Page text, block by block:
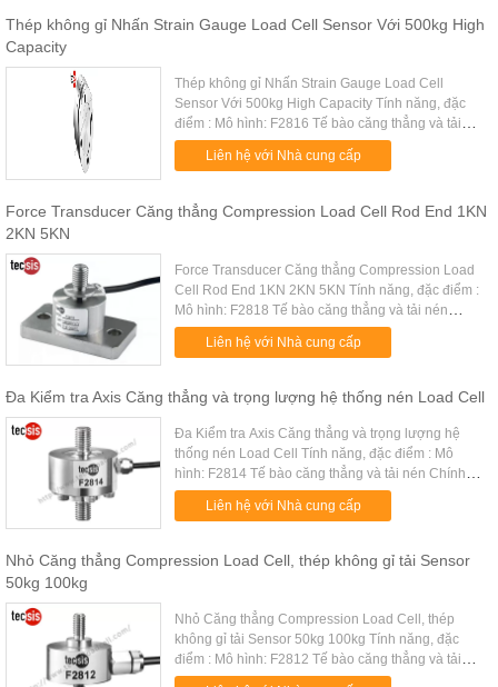
Thép không gỉ Nhấn Strain Gauge Load Cell Sensor Với 500kg High
Capacity
Thép không gỉ Nhấn Strain Gauge Load Cell
Sensor Với 500kg High Capacity Tính năng, đặc
điểm : Mô hình: F2816 Tế bào căng thẳng và tải
nén Công suất lớn Được làm bằng thép không gỉ
Chính xác toàn diện cao, ổn đ...
Liên hệ với Nhà cung cấp
Force Transducer Căng thẳng Compression Load Cell Rod End 1KN
2KN 5KN
Force Transducer Căng thẳng Compression Load
Cell Rod End 1KN 2KN 5KN Tính năng, đặc điểm :
Mô hình: F2818 Tế bào căng thẳng và tải nén
Chính xác toàn diện cao, ổn định cao Rod cấu trúc
cuối, dễ cài đặt Được l...
Liên hệ với Nhà cung cấp
Đa Kiểm tra Axis Căng thẳng và trọng lượng hệ thống nén Load Cell
Đa Kiểm tra Axis Căng thẳng và trọng lượng hệ
thống nén Load Cell Tính năng, đặc điểm : Mô
hình: F2814 Tế bào căng thẳng và tải nén Chính
xác toàn diện cao, ổn định cao Cấu trúc đơn giản,
hai bên đề, dễ dàng để ...
Liên hệ với Nhà cung cấp
Nhỏ Căng thẳng Compression Load Cell, thép không gỉ tải Sensor
50kg 100kg
Nhỏ Căng thẳng Compression Load Cell, thép
không gỉ tải Sensor 50kg 100kg Tính năng, đặc
điểm : Mô hình: F2812 Tế bào căng thẳng và tải
nén Chính xác toàn diện cao, ổn định cao Cấu trúc